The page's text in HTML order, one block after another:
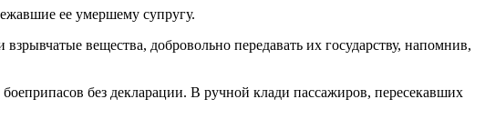
ее умершему супругу.
вещества, добровольно передавать их государству, напомнив,
без декларации. В ручной клади пассажиров, пересекавших